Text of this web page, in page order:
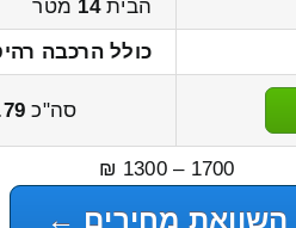
הבית14 מטר
כולל הרכבה
סה"כ
1700 – 1300 ₪
השוואת מחירים ←